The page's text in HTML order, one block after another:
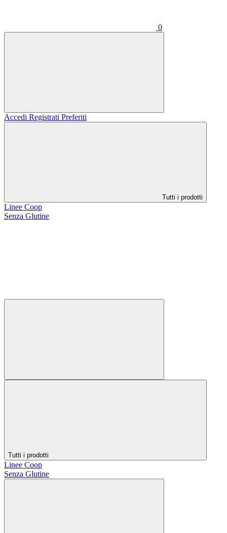
0
Accedi Registrati Preferiti
Tutti i prodotti
Linee Coop
Senza Glutine
Tutti i prodotti
Linee Coop
Senza Glutine